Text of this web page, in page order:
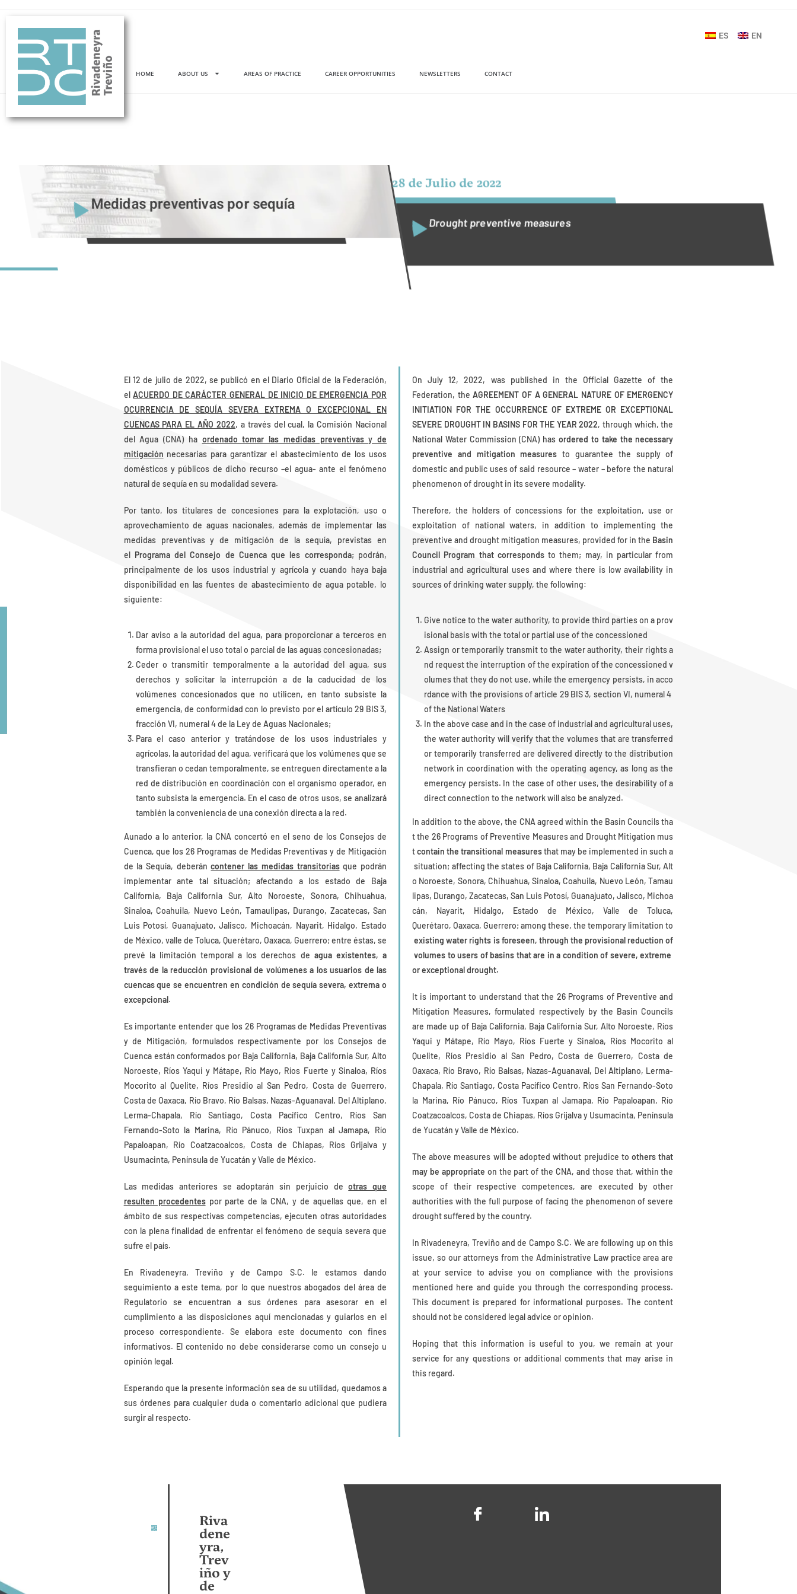
HOME ABOUT US AREAS OF PRACTICE CAREER OPPORTUNITIES NEWSLETTERS CONTACT
ES EN
Medidas preventivas por sequía
28 de Julio de 2022
Drought preventive measures
El 12 de julio de 2022, se publicó en el Diario Oficial de la Federación,
elACUERDO DE CARÁCTER GENERAL DE INICIO DE EMERGENCIA POR
OCURRENCIA DE SEQUÍA SEVERA EXTREMA O EXCEPCIONAL EN
CUENCAS PARA EL AÑO 2022, a través del cual, la Comisión Nacional
del Agua (CNA) ha ordenado tomar las medidas preventivas y de
mitigación necesarias para garantizar el abastecimiento de los usos
domésticos y públicos de dicho recurso –el agua- ante el fenómeno
natural de sequía en su modalidad severa.
Por tanto, los titulares de concesiones para la explotación, uso o
aprovechamiento de aguas nacionales, además de implementar las
medidas preventivas y de mitigación de la sequía, previstas en
el Programa del Consejo de Cuenca que les corresponda; podrán,
principalmente de los usos industrial y agrícola y cuando haya baja
disponibilidad en las fuentes de abastecimiento de agua potable, lo
siguiente:
Dar aviso a la autoridad del agua, para proporcionar a terceros en
forma provisional el uso total o parcial de las aguas concesionadas;
Ceder o transmitir temporalmente a la autoridad del agua, sus
derechos y solicitar la interrupción a de la caducidad de los
volúmenes concesionados que no utilicen, en tanto subsiste la
emergencia, de conformidad con lo previsto por el artículo 29 BIS 3,
fracción VI, numeral 4 de la Ley de Aguas Nacionales;
Para el caso anterior y tratándose de los usos industriales y
agrícolas, la autoridad del agua, verificará que los volúmenes que se
transfieran o cedan temporalmente, se entreguen directamente a la
red de distribución en coordinación con el organismo operador, en
tanto subsista la emergencia. En el caso de otros usos, se analizará
también la conveniencia de una conexión directa a la red.
Aunado a lo anterior, la CNA concertó en el seno de los Consejos de
Cuenca, que los 26 Programas de Medidas Preventivas y de Mitigación
de la Sequía, deberáncontener las medidas transitoriasque podrán
implementar ante tal situación; afectando a los estado de Baja
California, Baja California Sur, Alto Noroeste, Sonora, Chihuahua,
Sinaloa, Coahuila, Nuevo León, Tamaulipas, Durango, Zacatecas, San
Luis Potosí, Guanajuato, Jalisco, Michoacán, Nayarit, Hidalgo, Estado
de México, valle de Toluca, Querétaro, Oaxaca, Guerrero; entre éstas, se
prevé la limitación temporal a los derechos de agua existentes, a
través de la reducción provisional de volúmenes a los usuarios de las
cuencas que se encuentren en condición de sequía severa, extrema o
excepcional.
Es importante entender que los 26 Programas de Medidas Preventivas
y de Mitigación, formulados respectivamente por los Consejos de
Cuenca están conformados por Baja California, Baja California Sur, Alto
Noroeste, Ríos Yaqui y Mátape, Río Mayo, Ríos Fuerte y Sinaloa, Ríos
Mocorito al Quelite, Ríos Presidio al San Pedro, Costa de Guerrero,
Costa de Oaxaca, Río Bravo, Río Balsas, Nazas-Aguanaval, Del Altiplano,
Lerma-Chapala, Río Santiago, Costa Pacífico Centro, Ríos San
Fernando-Soto la Marina, Río Pánuco, Ríos Tuxpan al Jamapa, Río
Papaloapan, Río Coatzacoalcos, Costa de Chiapas, Ríos Grijalva y
Usumacinta, Península de Yucatán y Valle de México.
Las medidas anteriores se adoptarán sin perjuicio deotras que
resulten procedentespor parte de la CNA, y de aquellas que, en el
ámbito de sus respectivas competencias, ejecuten otras autoridades
con la plena finalidad de enfrentar el fenómeno de sequía severa que
sufre el país.
En Rivadeneyra, Treviño y de Campo S.C. le estamos dando
seguimiento a este tema, por lo que nuestros abogados del área de
Regulatorio se encuentran a sus órdenes para asesorar en el
cumplimiento a las disposiciones aquí mencionadas y guiarlos en el
proceso correspondiente. Se elabora este documento con fines
informativos. El contenido no debe considerarse como un consejo u
opinión legal.
Esperando que la presente información sea de su utilidad, quedamos a
sus órdenes para cualquier duda o comentario adicional que pudiera
surgir al respecto.
On July 12, 2022, was published in the Official Gazette of the
Federation, theAGREEMENT OF A GENERAL NATURE OF EMERGENCY
INITIATION FOR THE OCCURRENCE OF EXTREME OR EXCEPTIONAL
SEVERE DROUGHT IN BASINS FOR THE YEAR 2022, through which, the
National Water Commission (CNA) hasordered to take the necessary
preventive and mitigation measures to guarantee the supply of
domestic and public uses of said resource – water – before the natural
phenomenon of drought in its severe modality.
Therefore, the holders of concessions for the exploitation, use or
exploitation of national waters, in addition to implementing the
preventive and drought mitigation measures, provided for in the Basin
Council Program that correspondsto them; may, in particular from
industrial and agricultural uses and where there is low availability in
sources of drinking water supply, the following:
Give notice to the water authority, to provide third parties on a prov
isional basis with the total or partial use of the concessioned
Assign or temporarily transmit to the water authority, their rights a
nd request the interruption of the expiration of the concessioned v
olumes that they do not use, while the emergency persists, in acco
rdance with the provisions of article 29 BIS 3, section VI, numeral 4
of the National Waters
In the above case and in the case of industrial and agricultural uses,
the water authority will verify that the volumes that are transferred
or temporarily transferred are delivered directly to the distribution
network in coordination with the operating agency, as long as the
emergency persists. In the case of other uses, the desirability of a
direct connection to the network will also be analyzed.
In addition to the above, the CNA agreed within the Basin Councils tha
t the 26 Programs of Preventive Measures and Drought Mitigation mus
tcontain the transitional measuresthat may be implemented in such a
situation; affecting the states of Baja California, Baja California Sur, Alt
o Noroeste, Sonora, Chihuahua, Sinaloa, Coahuila, Nuevo León, Tamau
lipas, Durango, Zacatecas, San Luis Potosí, Guanajuato, Jalisco, Michoa
cán, Nayarit, Hidalgo, Estado de México, Valle de Toluca,
Querétaro, Oaxaca, Guerrero; among these, the temporary limitation to
existing water rights is foreseen, through the provisional reduction of
volumes to users of basins that are in a condition of severe, extreme
or exceptional drought.
It is important to understand that the 26 Programs of Preventive and
Mitigation Measures, formulated respectively by the Basin Councils
are made up of Baja California, Baja California Sur, Alto Noroeste, Ríos
Yaqui y Mátape, Río Mayo, Ríos Fuerte y Sinaloa, Ríos Mocorito al
Quelite, Ríos Presidio al San Pedro, Costa de Guerrero, Costa de
Oaxaca, Río Bravo, Río Balsas, Nazas-Aguanaval, Del Altiplano, Lerma-
Chapala, Río Santiago, Costa Pacífico Centro, Ríos San Fernando-Soto
la Marina, Río Pánuco, Ríos Tuxpan al Jamapa, Río Papaloapan, Río
Coatzacoalcos, Costa de Chiapas, Ríos Grijalva y Usumacinta, Península
de Yucatán y Valle de México.
The above measures will be adopted without prejudice toothers that
may be appropriate on the part of the CNA, and those that, within the
scope of their respective competences, are executed by other
authorities with the full purpose of facing the phenomenon of severe
drought suffered by the country.
In Rivadeneyra, Treviño and de Campo S.C. We are following up on this
issue, so our attorneys from the Administrative Law practice area are
at your service to advise you on compliance with the provisions
mentioned here and guide you through the corresponding process.
This document is prepared for informational purposes. The content
should not be considered legal advice or opinion.
Hoping that this information is useful to you, we remain at your
service for any questions or additional comments that may arise in
this regard.
Riva
dene
yra,
Trev
iño y
de